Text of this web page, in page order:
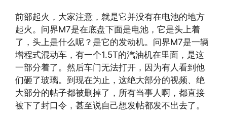
前部起火，大家注意，就是它并没有在电池的地方
起火。问界M7是在底盘下面是电池，它是头上着
了，头上是什么呢？是它的发动机。问界M7是一辆
增程式混动车，有一个1.5T的汽油机在里面，是这
一部分着了。然后车门无法打开，因为有人看到他
们砸了玻璃。到现在为止，这绝大部分的视频、绝
大部分的帖子都被删掉了，所有当事人啊，都直接
被下了封口令，甚至说自己想发帖都发不出去了。